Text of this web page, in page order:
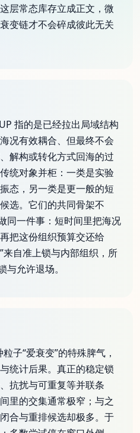
层常态库存立成正文，微
变链才不会碎成彼此无关
指的是已经拉出局域结构
况有效耦合、但最终不会
解构或转化方式回海的过
统对象并柜：一类是实验
态，另一类是更一般的短
选。它们的共同骨架不
同一件事：短时间里把海况
把这份组织预算交还给
来自准上锁与内部组织，所
与允许退场。
子“爱衰变”的特殊脾气，
统计后果。真正的稳定锁
抗扰与可重复等并联条
里的交集通常极窄；与之
合与重排候选却极多。于